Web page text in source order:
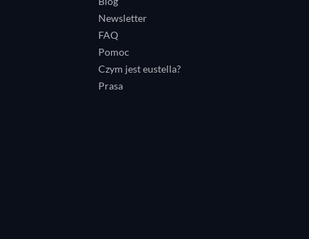
Newsletter
FAQ
Pomoc
Czym jest eustella?
Prasa